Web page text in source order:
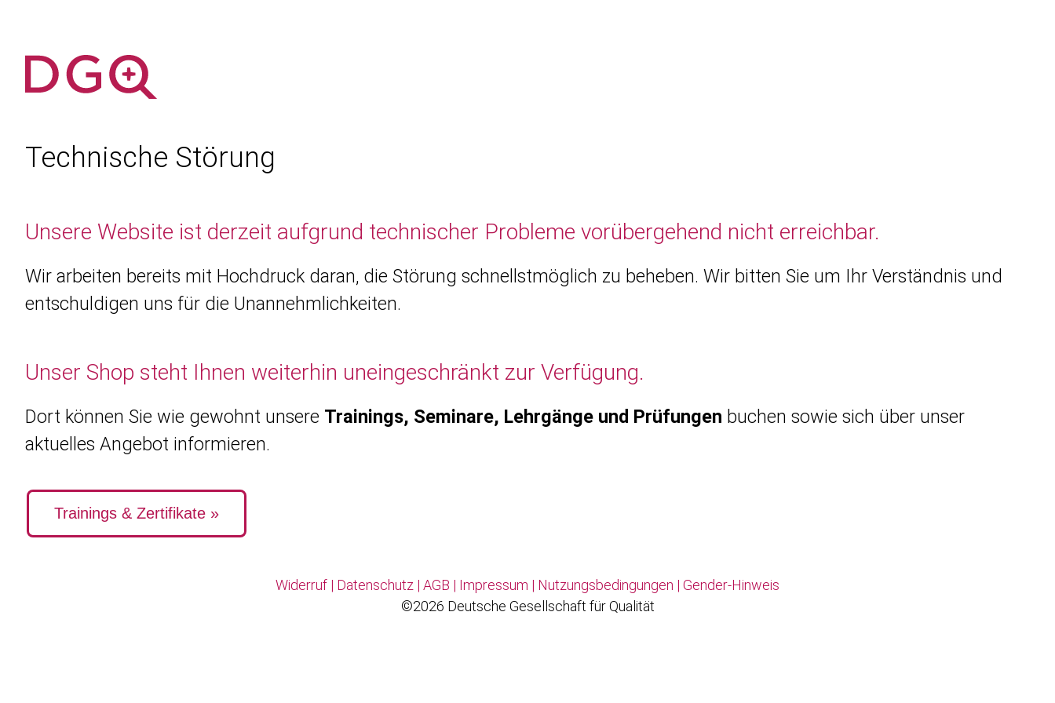
Technische Störung
Unsere Website ist derzeit aufgrund technischer Probleme vorübergehend nicht erreichbar.
Wir arbeiten bereits mit Hochdruck daran, die Störung schnellstmöglich zu beheben. Wir bitten Sie um Ihr Verständnis und
entschuldigen uns für die Unannehmlichkeiten.
Unser Shop steht Ihnen weiterhin uneingeschränkt zur Verfügung.
Dort können Sie wie gewohnt unsere Trainings, Seminare, Lehrgänge und Prüfungen buchen sowie sich über unser
aktuelles Angebot informieren.
Trainings & Zertifikate »
Widerruf | Datenschutz | AGB | Impressum | Nutzungsbedingungen | Gender-Hinweis
©2026 Deutsche Gesellschaft für Qualität